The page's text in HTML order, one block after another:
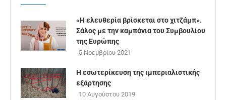
«Η ελευθερία βρίσκεται στο χιτζάμπ».
Σάλος με την καμπάνια του Συμβουλίου
της Ευρώπης
5 Νοεμβρίου 2021
Η εσωτερίκευση της ιμπεριαλιστικής
εξάρτησης
10 Αυγούστου 2019